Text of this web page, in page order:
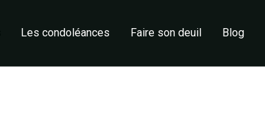
Les condoléances Faire son deuil Blog